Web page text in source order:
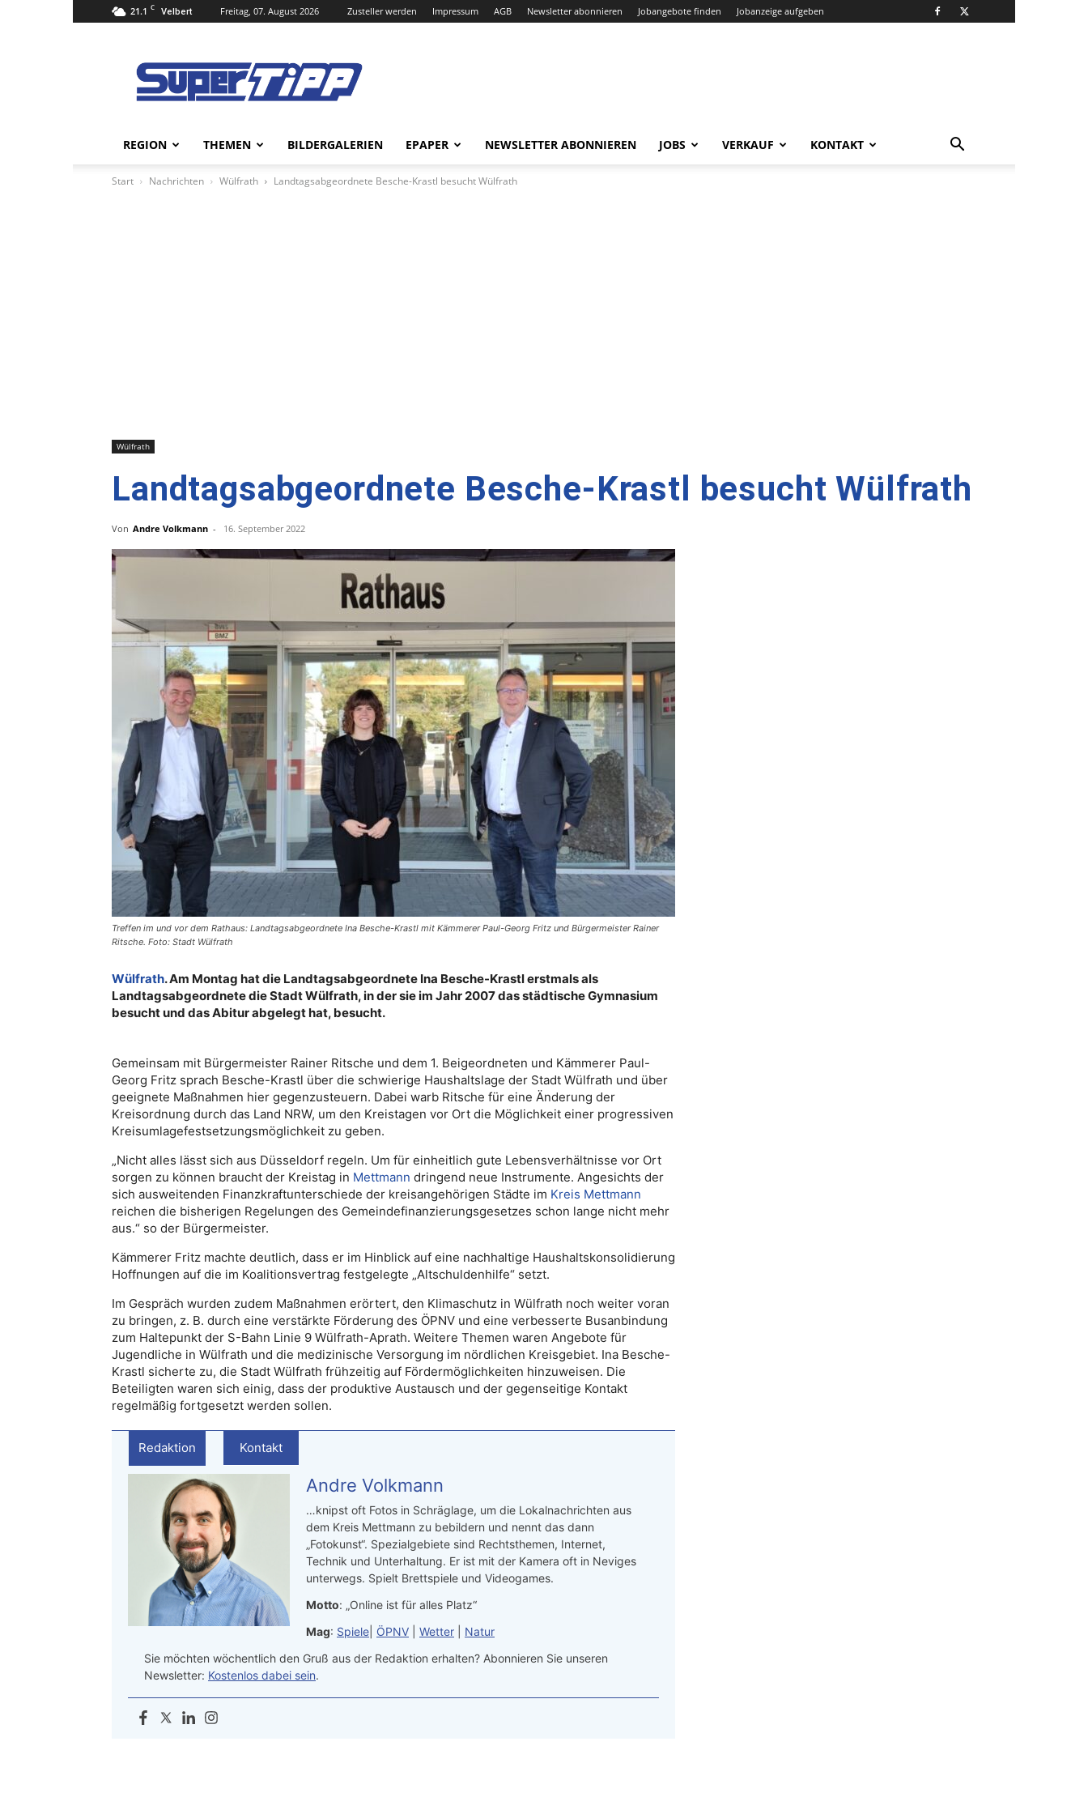
21.1 C Velbert Freitag, 07. August 2026 Zusteller werden Impressum AGB Newsletter abonnieren Jobangebote finden Jobanzeige aufgeben
Tipp
Online
REGION THEMEN BILDERGALERIEN EPAPER NEWSLETTER ABONNIEREN JOBS VERKAUF KONTAKT
Start Nachrichten Wülfrath Landtagsabgeordnete Besche-Krastl besucht Wülfrath
Wülfrath
Landtagsabgeordnete Besche-Krastl besucht Wülfrath
Von Andre Volkmann - 16. September 2022
Treffen im und vor dem Rathaus: Landtagsabgeordnete Ina Besche-Krastl mit Kämmerer Paul-Georg Fritz und Bürgermeister Rainer
Ritsche. Foto: Stadt Wülfrath
Wülfrath. Am Montag hat die Landtagsabgeordnete Ina Besche-Krastl erstmals als
Landtagsabgeordnete die Stadt Wülfrath, in der sie im Jahr 2007 das städtische Gymnasium
besucht und das Abitur abgelegt hat, besucht.
Gemeinsam mit Bürgermeister Rainer Ritsche und dem 1. Beigeordneten und Kämmerer Paul-
Georg Fritz sprach Besche-Krastl über die schwierige Haushaltslage der Stadt Wülfrath und über
geeignete Maßnahmen hier gegenzusteuern. Dabei warb Ritsche für eine Änderung der
Kreisordnung durch das Land NRW, um den Kreistagen vor Ort die Möglichkeit einer progressiven
Kreisumlagefestsetzungsmöglichkeit zu geben.
„Nicht alles lässt sich aus Düsseldorf regeln. Um für einheitlich gute Lebensverhältnisse vor Ort
sorgen zu können braucht der Kreistag in Mettmann dringend neue Instrumente. Angesichts der
sich ausweitenden Finanzkraftunterschiede der kreisangehörigen Städte im Kreis Mettmann
reichen die bisherigen Regelungen des Gemeindefinanzierungsgesetzes schon lange nicht mehr
aus.“ so der Bürgermeister.
Kämmerer Fritz machte deutlich, dass er im Hinblick auf eine nachhaltige Haushaltskonsolidierung
Hoffnungen auf die im Koalitionsvertrag festgelegte „Altschuldenhilfe“ setzt.
Im Gespräch wurden zudem Maßnahmen erörtert, den Klimaschutz in Wülfrath noch weiter voran
zu bringen, z. B. durch eine verstärkte Förderung des ÖPNV und eine verbesserte Busanbindung
zum Haltepunkt der S-Bahn Linie 9 Wülfrath-Aprath. Weitere Themen waren Angebote für
Jugendliche in Wülfrath und die medizinische Versorgung im nördlichen Kreisgebiet. Ina Besche-
Krastl sicherte zu, die Stadt Wülfrath frühzeitig auf Fördermöglichkeiten hinzuweisen. Die
Beteiligten waren sich einig, dass der produktive Austausch und der gegenseitige Kontakt
regelmäßig fortgesetzt werden sollen.
Redaktion Kontakt
Andre Volkmann
…knipst oft Fotos in Schräglage, um die Lokalnachrichten aus
dem Kreis Mettmann zu bebildern und nennt das dann
„Fotokunst“. Spezialgebiete sind Rechtsthemen, Internet,
Technik und Unterhaltung. Er ist mit der Kamera oft in Neviges
unterwegs. Spielt Brettspiele und Videogames.
Motto: „Online ist für alles Platz“
Mag: Spiele ÖPNV Wetter
Natur
Sie möchten wöchentlich den Gruß aus der Redaktion erhalten? Abonnieren Sie unseren
Newsletter: Kostenlos dabei sein.